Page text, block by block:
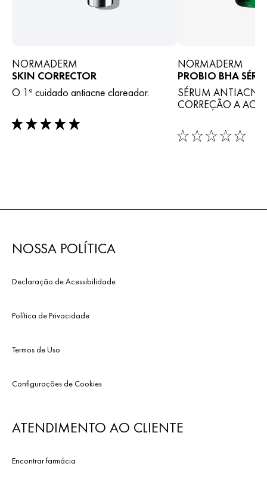
NORMADERM
SKIN CORRECTOR
O 1º cuidado antiacne clareador.
rating: 5 out of 5
NORMADERM
PROBIO BHA
SÉRUM
CORREÇÃO A
rating: 0 out of 5
NOSSA POLÍTICA
Declaração de Acessibilidade
Política de Privacidade
Termos de Uso
Configurações de Cookies
ATENDIMENTO AO CLIENTE
Encontrar farmácia